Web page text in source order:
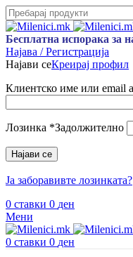
Бесплатна испорака за
Најава / Регистрација
Најави сеКреирај профил
Клиентско име или email
Лозинка *Задолжително
Најави се
Ја заборавивте лозинката?
0 ставки 0 ден
Мени
0 ставки 0 ден